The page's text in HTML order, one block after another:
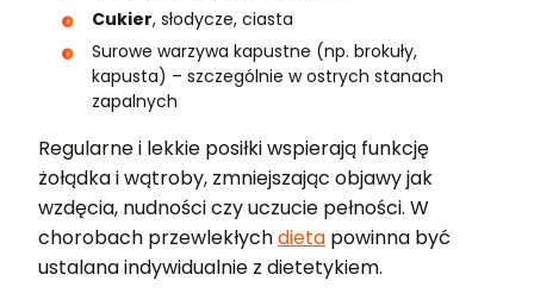
Cukier, słodycze, ciasta
Surowe warzywa kapustne (np. brokuły,
kapusta) – szczególnie w ostrych stanach
zapalnych
Regularne i lekkie posiłki wspierają funkcję
żołądka i wątroby, zmniejszając objawy jak
wzdęcia, nudności czy uczucie pełności. W
chorobach przewlekłychdieta powinna być
ustalana indywidualnie z dietetykiem.